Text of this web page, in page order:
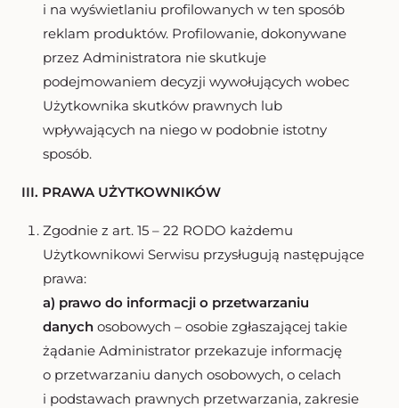
i na wyświetlaniu profilowanych w ten sposób
reklam produktów. Profilowanie, dokonywane
przez Administratora nie skutkuje
podejmowaniem decyzji wywołujących wobec
Użytkownika skutków prawnych lub
wpływających na niego w podobnie istotny
sposób.
III. PRAWA UŻYTKOWNIKÓW
Zgodnie z art. 15 – 22 RODO każdemu
Użytkownikowi Serwisu przysługują następujące
prawa:
a) prawo do informacji o przetwarzaniu
danych osobowych – osobie zgłaszającej takie
żądanie Administrator przekazuje informację
o przetwarzaniu danych osobowych, o celach
i podstawach prawnych przetwarzania, zakresie